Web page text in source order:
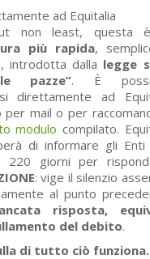
ad Equitalia
non least, questa
più rapida,
introdotta dalla legge
pazze”. È
direttamente ad
per mail o per
modulo compilato.
di informare gli Enti
220 giorni per
: vige il silenzio
al punto
risposta,
del debito.
di tutto ciò